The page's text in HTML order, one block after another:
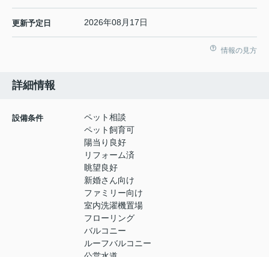
更新予定日 2026年08月17日
情報の見方
詳細情報
設備条件
ペット相談
ペット飼育可
陽当り良好
リフォーム済
眺望良好
新婚さん向け
ファミリー向け
室内洗濯機置場
フローリング
バルコニー
ルーフバルコニー